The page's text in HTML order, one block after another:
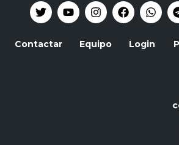
Contactar Equipo Login